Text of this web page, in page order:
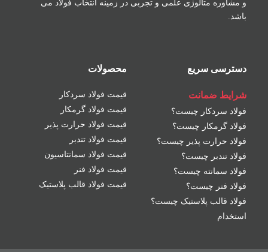
و مشاوره متالوژی علمی و تجربی در زمینه انتخاب فولاد می
باشد.
دسترسی سریع
شرایط ضمانت
فولاد سردکار چیست؟
فولاد گرمکار چیست؟
فولاد حرارت پذیر چیست؟
فولاد تندبر چیست؟
فولاد سمانته چیست؟
فولاد فنر چیست؟
فولاد قالب پلاستیک چیست؟
استخدام
محصولات
قیمت فولاد سردکار
قیمت فولاد گرمکار
قیمت فولاد حرارت پذیر
قیمت فولاد تندبر
قیمت فولاد سمانتاسیون
قیمت فولاد فنر
قیمت فولاد قالب پلاستیک